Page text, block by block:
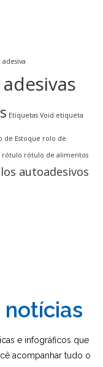
Etiquetas Void etiqueta
de Estoque rolo de
rótulo rótulo de alimentos
autoadesivos
notícias
e infográficos que
acompanhar tudo o